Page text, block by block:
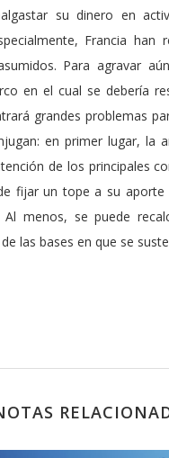
su dinero en
Francia
Para agravar
en el cual se debería
grandes problemas
en primer lugar, la
de los principales
fijar un tope a su
menos, se puede
las bases en que se